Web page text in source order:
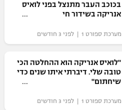
בכוכב העבר מתנצל בפני לואיס
אנריקה בשידור חי
מערכת ספורט 1 | לפני 3 חודשים
"לואיס אנריקה הוא ההחלטה הכי
טובה שלי. דיברתי איתו שנים כדי
שיחתום"
מערכת ספורט 1 | לפני 3 חודשים